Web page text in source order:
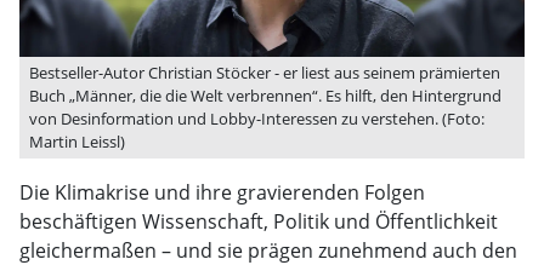
Bestseller-Autor Christian Stöcker - er liest aus seinem prämierten
Buch „Männer, die die Welt verbrennen“. Es hilft, den Hintergrund
von Desinformation und Lobby-Interessen zu verstehen. (Foto:
Martin Leissl)
Die Klimakrise und ihre gravierenden Folgen
beschäftigen Wissenschaft, Politik und Öffentlichkeit
gleichermaßen – und sie prägen zunehmend auch den